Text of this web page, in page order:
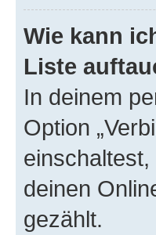
Wie kann
Liste
In deinem
Option
deinen
gezählt.